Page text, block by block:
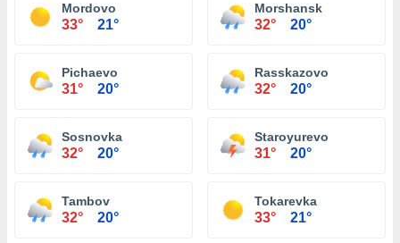
Mordovo
33° 21°
Morshansk
32° 20°
Pichaevo
31° 20°
Rasskazovo
32° 20°
Sosnovka
32° 20°
Staroyurevo
31° 20°
Tambov
32° 20°
Tokarevka
33° 21°